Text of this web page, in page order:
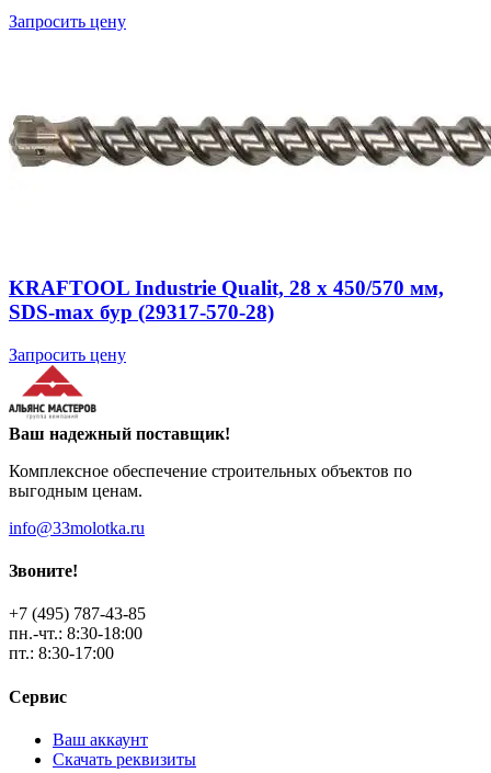
Запросить цену
KRAFTOOL Industrie Qualit, 28 x 450/570 мм,
SDS-max бур (29317-570-28)
Запросить цену
Ваш надежный поставщик!
Комплексное обеспечение строительных объектов по
выгодным ценам.
info@33molotka.ru
Звоните!
+7 (495) 787-43-85
пн.-чт.: 8:30-18:00
пт.: 8:30-17:00
Сервис
Ваш аккаунт
Скачать реквизиты